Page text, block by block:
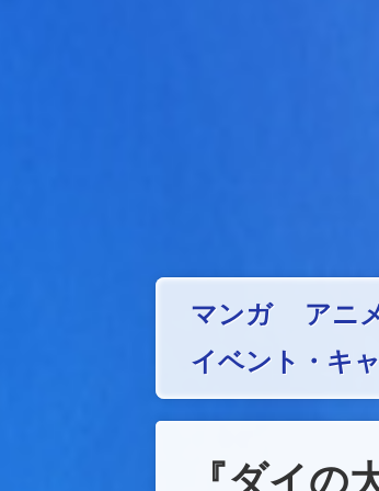
マンガ アニ
イベント・キ
『ダイの